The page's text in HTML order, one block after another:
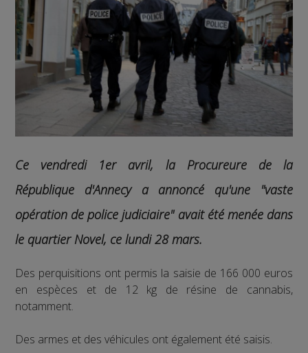
Ce vendredi 1er avril, la Procureure de la
République d'Annecy a annoncé qu'une "vaste
opération de police judiciaire" avait été menée dans
le quartier Novel, ce lundi 28 mars.
Des perquisitions ont permis la saisie de 166 000 euros
en espèces et de 12 kg de résine de cannabis,
notamment.
Des armes et des véhicules ont également été saisis.